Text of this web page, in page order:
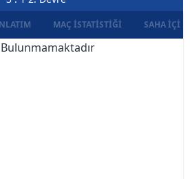
MAÇ İSTATISTIĞI SAHA İÇI